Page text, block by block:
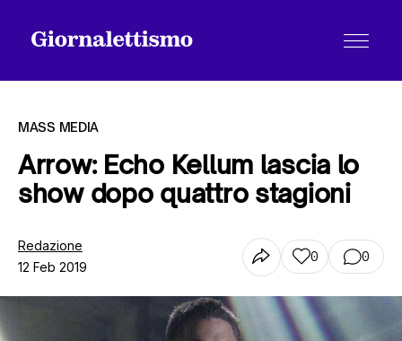
Tutti gli articoli
Chi siamo
MASS MEDIA
Arrow: Echo Kellum lascia lo
show dopo quattro stagioni
Redazione
12 Feb 2019
0 0